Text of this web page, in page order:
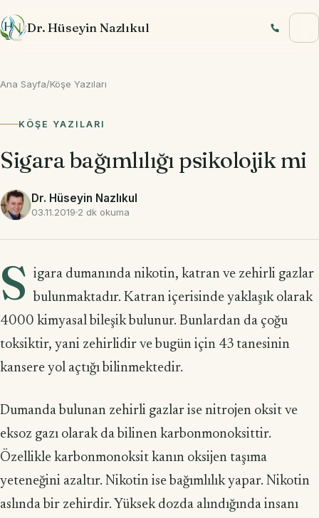
Dr. Hüseyin Nazlıkul
Ana Sayfa/Köşe Yazıları
KÖŞE YAZILARI
Sigara bağımlılığı psikolojik mi
Dr. Hüseyin Nazlıkul
03.11.2019 2 dk okuma
S igara dumanında nikotin, katran ve zehirli gazlar
bulunmaktadır. Katran içerisinde yaklaşık olarak
4000 kimyasal bileşik bulunur. Bunlardan da çoğu
toksiktir, yani zehirlidir ve bugün için 43 tanesinin
kansere yol açtığı bilinmektedir.
Dumanda bulunan zehirli gazlar ise nitrojen oksit ve
eksoz gazı olarak da bilinen karbonmonoksittir.
Özellikle karbonmonoksit kanın oksijen taşıma
yeteneğini azaltır. Nikotin ise bağımlılık yapar. Nikotin
aslında bir zehirdir. Yüksek dozda alındığında insanı